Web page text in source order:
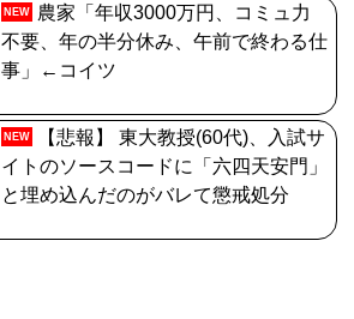
NEW
農家「年収3000万円、コミュ力
不要、年の半分休み、午前で終わる仕
事」←コイツ
NEW
【悲報】 東大教授(60代)、入試サ
イトのソースコードに「六四天安門」
と埋め込んだのがバレて懲戒処分